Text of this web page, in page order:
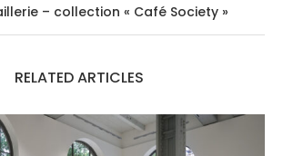
– collection « Café Society »
RELATED ARTICLES